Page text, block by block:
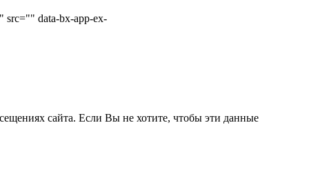
src="" data-bx-app-ex-
сайта. Если Вы не хотите, чтобы эти данные